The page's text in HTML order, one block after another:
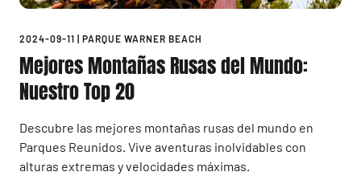
2024-09-11 | PARQUE WARNER BEACH
Mejores Montañas Rusas del Mundo:
Nuestro Top 20
Descubre las mejores montañas rusas del mundo en
Parques Reunidos. Vive aventuras inolvidables con
alturas extremas y velocidades máximas.